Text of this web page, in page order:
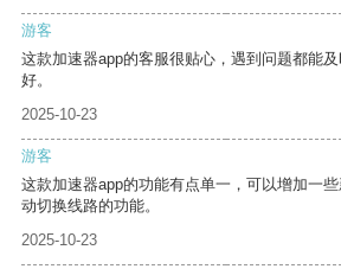
游客
这款加速器app的客服很贴心，遇到问题都能
好。
2025-10-23
游客
这款加速器app的功能有点单一，可以增加一
动切换线路的功能。
2025-10-23